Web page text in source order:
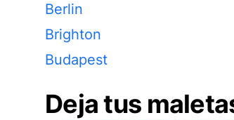
Berlin
Brighton
Budapest
Deja tus